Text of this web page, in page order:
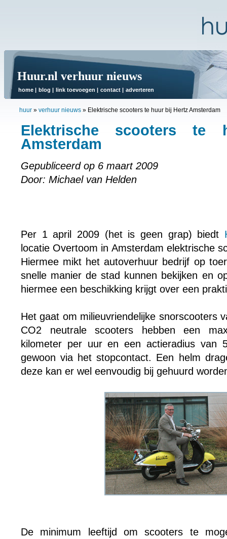
Huur.nl verhuur nieuws
home | blog | link toevoegen | contact | adverteren
huur » verhuur nieuws » Elektrische scooters te huur bij Hertz Amsterdam
Elektrische scooters te
Amsterdam
Gepubliceerd op 6 maart 2009
Door: Michael van Helden
Per 1 april 2009 (het is geen grap) biedt
locatie Overtoom in Amsterdam elektrische
Hiermee mikt het autoverhuur bedrijf op
snelle manier de stad kunnen bekijken en
hiermee een beschikking krijgt over een
Het gaat om milieuvriendelijke snorscooters
CO2 neutrale scooters hebben een
kilometer per uur en een actieradius van
gewoon via het stopcontact. Een helm
deze kan er wel eenvoudig bij gehuurd
De minimum leeftijd om scooters te